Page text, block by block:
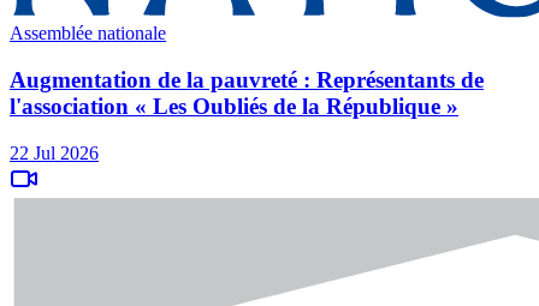
Assemblée nationale
Augmentation de la pauvreté : Représentants de
l'association « Les Oubliés de la République »
22 Jul 2026